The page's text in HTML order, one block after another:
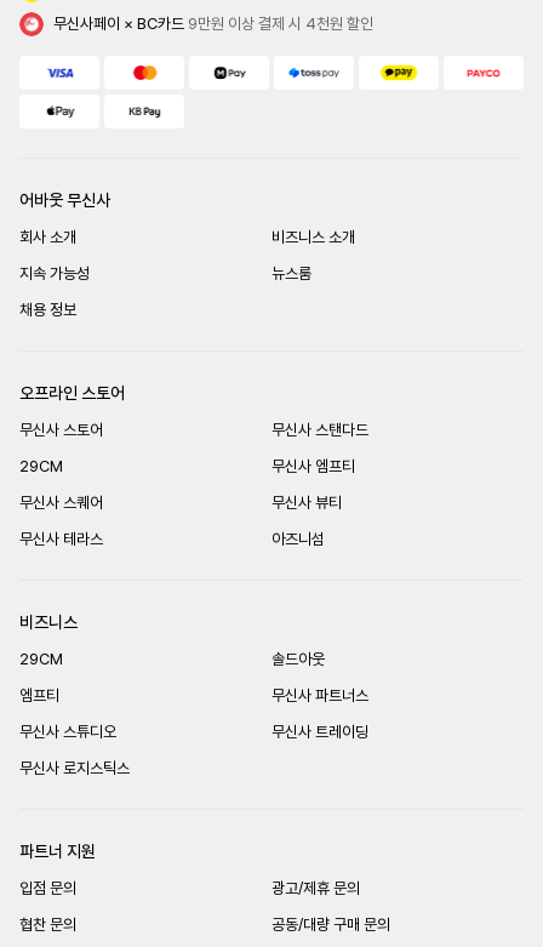
무신사페이 × BC카드 9만원 이상 결제 시 4천원 할인
어바웃 무신사
회사 소개
비즈니스 소개
지속 가능성
뉴스룸
채용 정보
오프라인 스토어
무신사 스토어
무신사 스탠다드
29CM
무신사 엠프티
무신사 스퀘어
무신사 뷰티
무신사 테라스
아즈니섬
비즈니스
29CM
솔드아웃
엠프티
무신사 파트너스
무신사 스튜디오
무신사 트레이딩
무신사 로지스틱스
파트너 지원
입점 문의
광고/제휴 문의
협찬 문의
공동/대량 구매 문의